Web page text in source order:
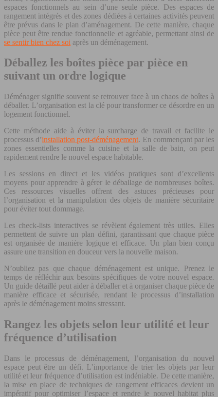
espaces fonctionnels au sein d’une seule pièce. Des espaces de
rangement intégrés et des zones dédiées à certaines activités peuvent
être prévus dans le plan d’aménagement. De cette manière, chaque
pièce peut être rendue fonctionnelle et agréable, permettant ainsi de
se sentir bien chez soi après un déménagement.
Déballez les boîtes pièce par pièce en
suivant un ordre logique
Déménager signifie souvent se retrouver face à un chaos de boîtes à
déballer. L’organisation est la clé pour transformer ce désordre en un
logement fonctionnel.
Cette méthode aide à éviter la surcharge de travail et facilite le
processus d’installation post-déménagement. En commençant par les
zones essentielles comme la cuisine et la salle de bain, on peut
rapidement rendre le nouvel espace habitable.
Les sessions en direct et les vidéos pratiques sont d’excellents
moyens pour apprendre à gérer le déballage de nombreuses boîtes.
Ces ressources visuelles offrent des astuces précieuses pour
l’organisation et la manipulation des objets de manière sécuritaire
pour éviter tout dommage.
Les check-lists interactives se révèlent également très utiles. Elles
permettent de suivre un plan défini, garantissant que chaque pièce
est organisée de manière logique et efficace. Un plan bien conçu
assure une transition en douceur vers la nouvelle maison.
N’oubliez pas que chaque déménagement est unique. Prenez le
temps de réfléchir aux besoins spécifiques de votre nouvel espace.
Un guide détaillé peut aider à déballer et à organiser chaque pièce de
manière efficace et sécurisée, rendant le processus d’installation
après le déménagement moins stressant.
Rangez les objets selon leur utilité et leur
fréquence d’utilisation
Dans le processus de déménagement, l’organisation du nouvel
espace peut être un défi. L’importance de trier les objets par leur
utilité et leur fréquence d’utilisation est indéniable. De cette manière,
la mise en place de techniques de rangement efficaces devient un
impératif pour optimiser l’espace et rendre le nouvel habitat plus